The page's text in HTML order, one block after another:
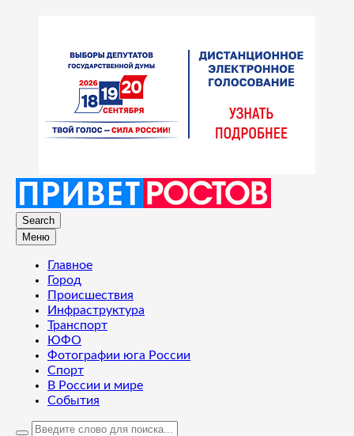
Search
Меню
Главное
Город
Происшествия
Инфраструктура
Транспорт
ЮФО
Фотографии юга России
Спорт
В России и мире
События